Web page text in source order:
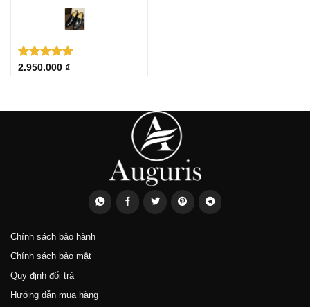
Được xếp
2.950.000 ₫
Chính sách bảo hành
Chính sách bảo mật
Quy định đổi trả
Hướng dẫn mua hàng